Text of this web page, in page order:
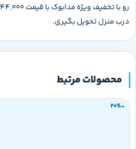
درب منزل تحویل بگیری.
محصولات مرتبط
-20%